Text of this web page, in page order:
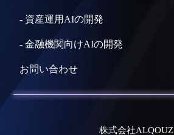
- 資産運用AIの開発
-金融機関向けAIの開発
お問い合わせ
株式会社ALQOUZ